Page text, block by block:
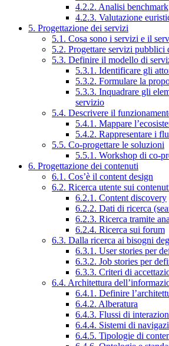
4.2.2. Analisi benchmark
4.2.3. Valutazione
5. Progettazione dei servizi
5.1. Cosa sono i servizi e il
5.2. Progettare servizi pubblici
5.3. Definire il modello di
5.3.1. Identificare gli
5.3.2. Formulare la
5.3.3. Inquadrare gli
servizio
5.4. Descrivere il
5.4.1. Mappare
5.4.2. Rappresentare i
5.5. Co-progettare le soluzioni
5.5.1. Workshop di co-
6. Progettazione dei contenuti
6.1. Cos’è il content design
6.2. Ricerca utente sui
6.2.1. Content discovery
6.2.2. Dati di ricerca
6.2.3. Ricerca tramite
6.2.4. Ricerca sui forum
6.3. Dalla ricerca ai bisogni
6.3.1. User stories per
6.3.2. Job stories per
6.3.3. Criteri di
6.4. Architettura
6.4.1. Definire
6.4.2. Alberatura
6.4.3. Flussi di
6.4.4. Sistemi di
6.4.5. Tipologie di